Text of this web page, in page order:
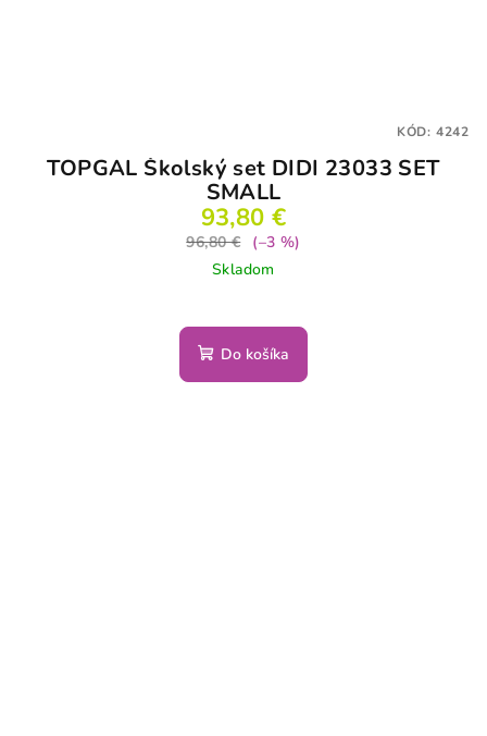
TOPGAL Školský set DIDI 23033 SET
SMALL
93,80 €
96,80 €
(–3 %)
Skladom
Do košíka
KÓD: 4242